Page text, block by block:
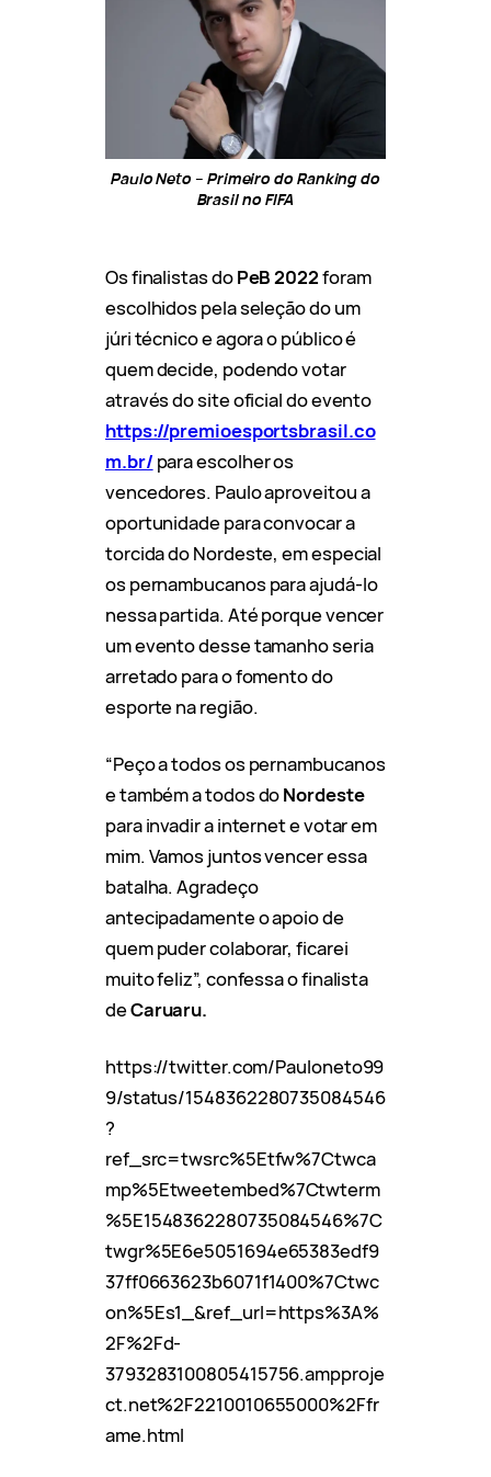
Paulo Neto – Primeiro do Ranking do
Brasil no FIFA
Os finalistas doPeB 2022foram
escolhidos pela seleção do um
júri técnico e agora o público é
quem decide, podendo votar
através do site oficial do evento
https://premioesportsbrasil.co
m.br/ para escolher os
vencedores. Paulo aproveitou a
oportunidade para convocar a
torcida do Nordeste, em especial
os pernambucanos para ajudá-lo
nessa partida. Até porque vencer
um evento desse tamanho seria
arretado para o fomento do
esporte na região.
“Peço a todos os pernambucanos
e também a todos doNordeste
para invadir a internet e votar em
mim. Vamos juntos vencer essa
batalha. Agradeço
antecipadamente o apoio de
quem puder colaborar, ficarei
muito feliz”, confessa o finalista
deCaruaru.
https://twitter.com/Pauloneto99
9/status/1548362280735084546
?
ref_src=twsrc%5Etfw%7Ctwca
mp%5Etweetembed%7Ctwterm
%5E1548362280735084546%7C
twgr%5E6e5051694e65383edf9
37ff0663623b6071f1400%7Ctwc
on%5Es1_&ref_url=https%3A%
2F%2Fd-
3793283100805415756.ampproje
ct.net%2F2210010655000%2Ffr
ame.html